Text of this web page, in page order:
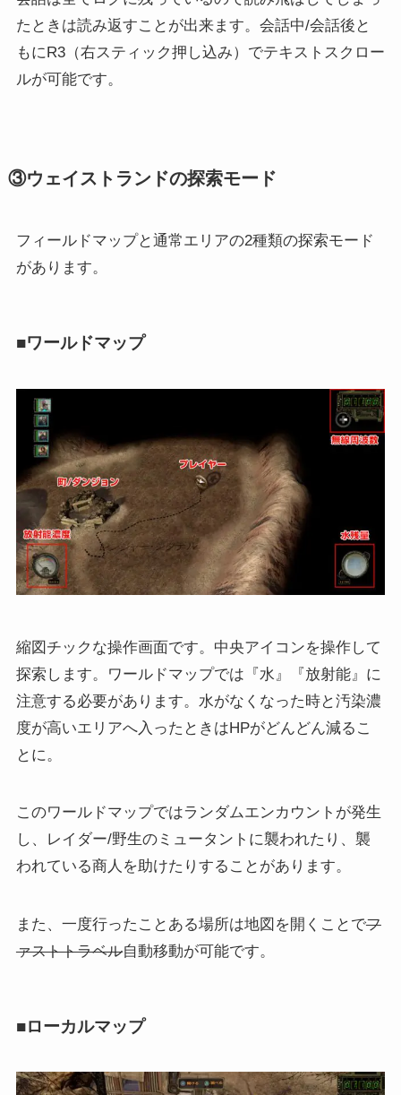
たときは読み返すことが出来ます。会話中/会話後と
もにR3（右スティック押し込み）でテキストスクロー
ルが可能です。
③ウェイストランドの探索モード
フィールドマップと通常エリアの2種類の探索モード
があります。
■ワールドマップ
縮図チックな操作画面です。中央アイコンを操作して
探索します。ワールドマップでは『水』『放射能』に
注意する必要があります。水がなくなった時と汚染濃
度が高いエリアへ入ったときはHPがどんどん減るこ
とに。
このワールドマップではランダムエンカウントが発生
し、レイダー/野生のミュータントに襲われたり、襲
われている商人を助けたりすることがあります。
また、一度行ったことある場所は地図を開くことでフ
ァストトラベル自動移動が可能です。
■ローカルマップ